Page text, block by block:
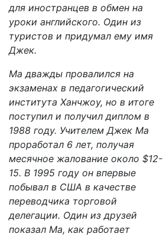
для иностранцев в обмен на
уроки английского. Один из
туристов и придумал ему имя
Джек.
Ма дважды провалился на
экзаменах в педагогический
института Ханчжоу, но в итоге
поступил и получил диплом в
1988 году. Учителем Джек Ма
проработал 6 лет, получая
месячное жалование около $12-
15. В 1995 году он впервые
побывал в США в качестве
переводчика торговой
делегации. Один из друзей
показал Ма, как работает